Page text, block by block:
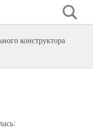
конструктора